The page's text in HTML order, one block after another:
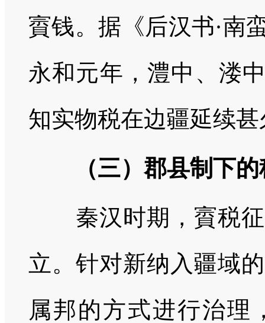
賨钱。据《后汉书·南
永和元年，澧中、溇
知实物税在边疆延续甚
（三）郡县制下
秦汉时期，賨税征
立。针对新纳入疆域
属邦的方式进行治理